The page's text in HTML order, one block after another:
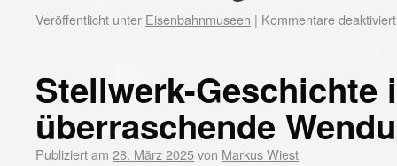
Veröffentlicht unter Eisenbahnmuseen | Kommentare deaktiviert
Stellwerk-Geschichte
überraschende
Publiziert am 28. März 2025von Markus Wiest